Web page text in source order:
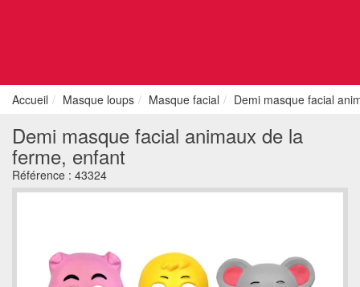
Accueil Masque loups Masque facial Demi masque facial
Demi masque facial animaux de la
ferme, enfant
Référence : 43324